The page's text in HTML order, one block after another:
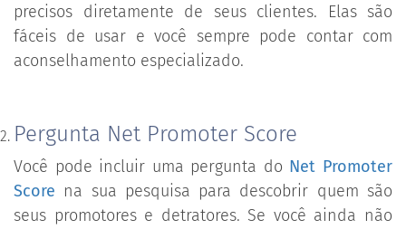
precisos diretamente de seus clientes. Elas são
fáceis de usar e você sempre pode contar com
aconselhamento especializado.
Pergunta Net Promoter Score
Você pode incluir uma pergunta do Net Promoter
Score na sua pesquisa para descobrir quem são
seus promotores e detratores. Se você ainda não